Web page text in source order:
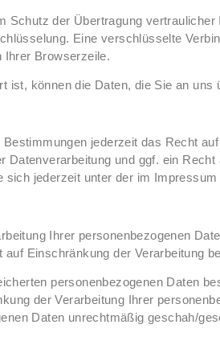
Schutz der Übertragung
Eine verschlüsselte
Ihrer Browserzeile.
ist, können die Daten, die Sie an
jederzeit das Recht
Datenverarbeitung und ggf. ein
jederzeit unter der im
Ihrer personenbezogenen
Einschränkung der Verarbeitung
personenbezogenen Daten
der Verarbeitung Ihrer
Daten unrechtmäßig geschah/